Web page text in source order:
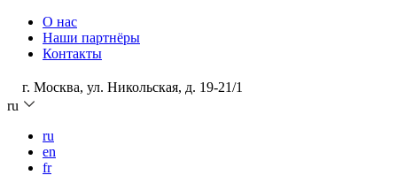
О нас
Наши партнёры
Контакты
г. Москва, ул. Никольская, д. 19-21/1
ru
ru
en
fr